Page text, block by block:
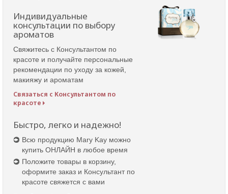
Индивидуальные
консультации по выбору
ароматов
Свяжитесь с Консультантом по
красоте и получайте персональные
рекомендации по уходу за кожей,
макияжу и ароматам
Связаться с Консультантом по
красоте
Быстро, легко и надежно!
Всю продукцию Mary Kay можно
купить ОНЛАЙН в любое время
Положите товары в корзину,
оформите заказ и Консультант по
красоте свяжется с вами